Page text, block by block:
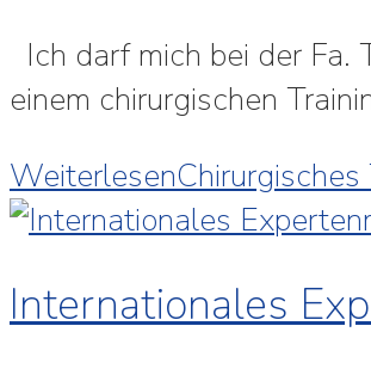
Ich darf mich bei der
einem chirurgischen
Weiterlesen
Internationales